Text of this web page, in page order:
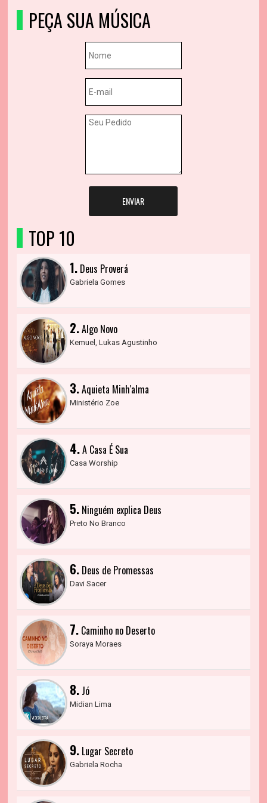
PEÇA SUA MÚSICA
ENVIAR
TOP 10
1. Deus Proverá
Gabriela Gomes
2.Algo Novo
Kemuel, Lukas Agustinho
3.Aquieta Minh'alma
Ministério Zoe
4.A Casa É Sua
Casa Worship
5. Ninguém explica Deus
Preto No Branco
6. Deus de Promessas
Davi Sacer
7. Caminho no Deserto
Soraya Moraes
8. Jó
Midian Lima
9. Lugar Secreto
Gabriela Rocha